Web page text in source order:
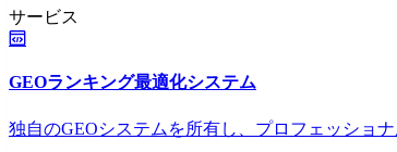
サービス
GEOランキング最適化システム
独自のGEOシステムを所有し、プロフェッショ